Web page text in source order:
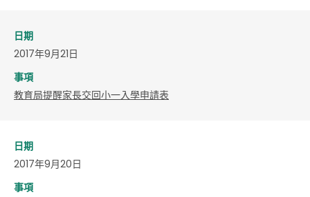
日期
2017年9月21日
事項
教育局提醒家長交回小一入學申請表
日期
2017年9月20日
事項